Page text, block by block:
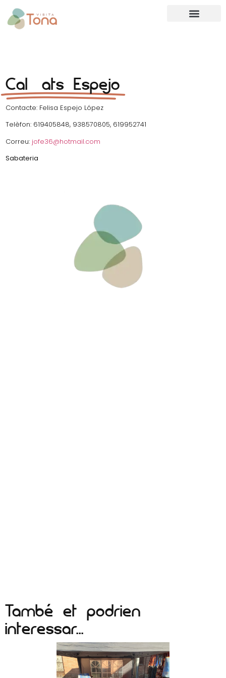
Calçats Espejo
Contacte: Felisa Espejo López
Telèfon: 619405848, 938570805, 619952741
Correu: jofe36@hotmail.com
Sabateria
També et podrien
interessar...